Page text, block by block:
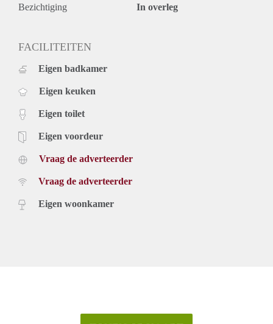
- Huurprijs is exclusief g/w/e, TV/Internet en
- Verhuurder heeft het recht van gunning.
your new home.
Bezichtiging In overleg
FACILITEITEN
Eigen badkamer
Eigen keuken
Eigen toilet
Eigen voordeur
Vraag de adverteerder
Vraag de adverteerder
Eigen woonkamer